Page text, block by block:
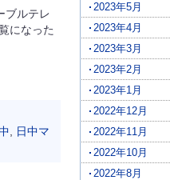
ブルテレ
になった
日中マ
2023年5月
2023年4月
2023年3月
2023年2月
2023年1月
2022年12月
2022年11月
2022年10月
2022年8月